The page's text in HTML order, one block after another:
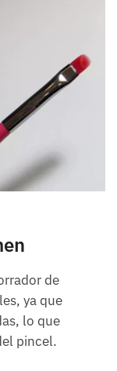
de
ya que
lo que
pincel.